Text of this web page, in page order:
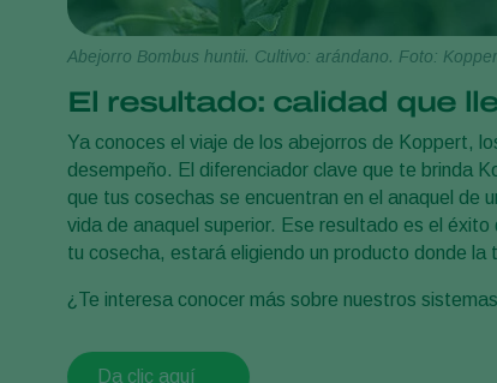
Abejorro Bombus huntii. Cultivo: arándano. Foto:
El resultado: calidad que
Ya conoces el viaje de los abejorros de Koppert,
desempeño. El diferenciador clave que te brinda
que tus cosechas se encuentran en el anaquel de
vida de anaquel superior. Ese resultado es el
tu cosecha, estará eligiendo un producto donde
¿Te interesa conocer más sobre nuestros
Da clic aquí